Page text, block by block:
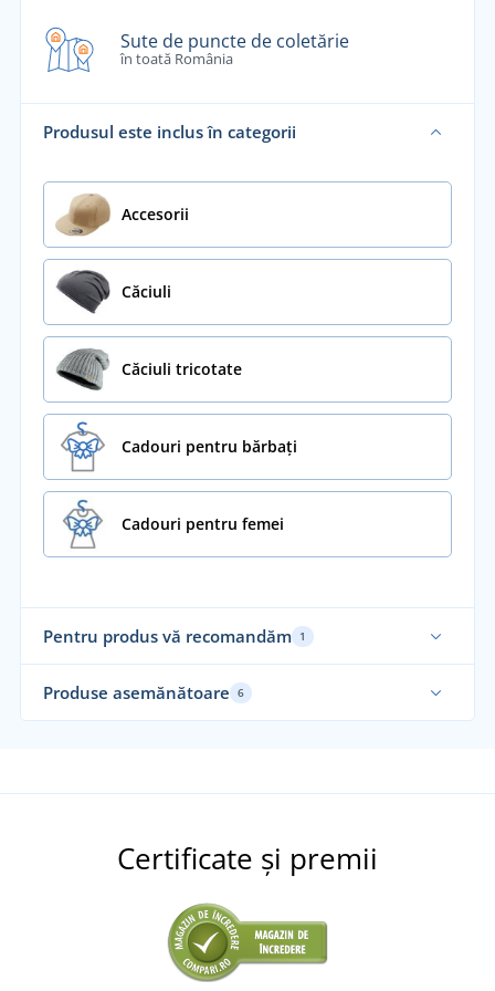
Sute de puncte de coletărie
în toată România
Produsul este inclus în categorii
Accesorii
Căciuli
Căciuli tricotate
Cadouri pentru bărbați
Cadouri pentru femei
Pentru produs vă recomandăm 1
Produse asemănătoare 6
Certificate și premii